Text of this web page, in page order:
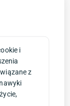
sklepu
sklepy rwd
i
z